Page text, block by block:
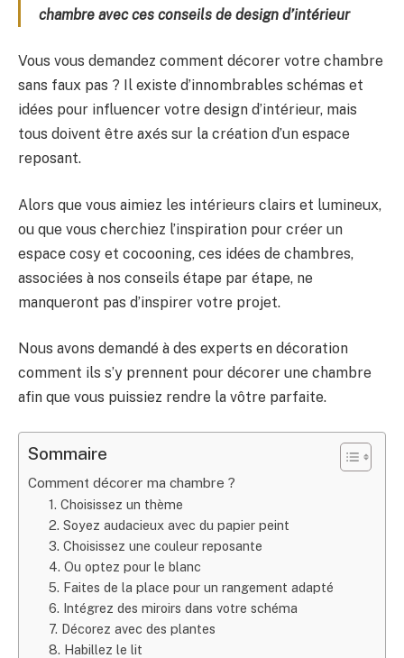
chambre avec ces conseils de design d’intérieur
Vous vous demandez comment décorer votre chambre
sans faux pas ? Il existe d’innombrables schémas et
idées pour influencer votre design d’intérieur, mais
tous doivent être axés sur la création d’un espace
reposant.
Alors que vous aimiez les intérieurs clairs et lumineux,
ou que vous cherchiez l’inspiration pour créer un
espace cosy et cocooning, ces idées de chambres,
associées à nos conseils étape par étape, ne
manqueront pas d’inspirer votre projet.
Nous avons demandé à des experts en décoration
comment ils s’y prennent pour décorer une chambre
afin que vous puissiez rendre la vôtre parfaite.
Sommaire
Comment décorer ma chambre ?
1. Choisissez un thème
2. Soyez audacieux avec du papier peint
3. Choisissez une couleur reposante
4. Ou optez pour le blanc
5. Faites de la place pour un rangement adapté
6. Intégrez des miroirs dans votre schéma
7. Décorez avec des plantes
8. Habillez le lit